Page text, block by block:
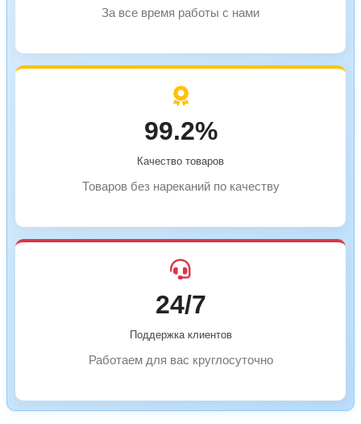
За все время работы с нами
99.2%
Качество товаров
Товаров без нареканий по качеству
24/7
Поддержка клиентов
Работаем для вас круглосуточно